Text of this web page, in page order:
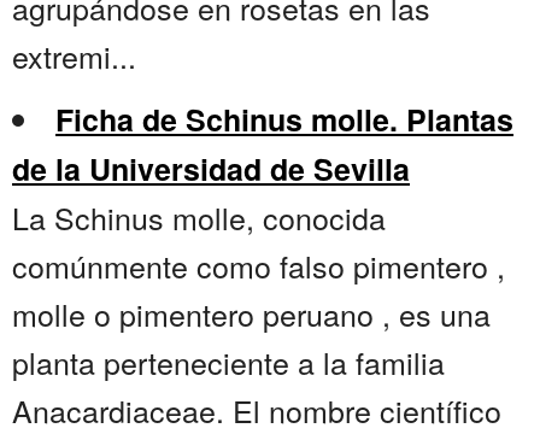
extremi...
Ficha de Schinus molle. Plantas
de la Universidad de Sevilla
La Schinus molle, conocida
comúnmente como falso pimentero ,
molle o pimentero peruano , es una
planta perteneciente a la familia
Anacardiaceae. El nombre científico